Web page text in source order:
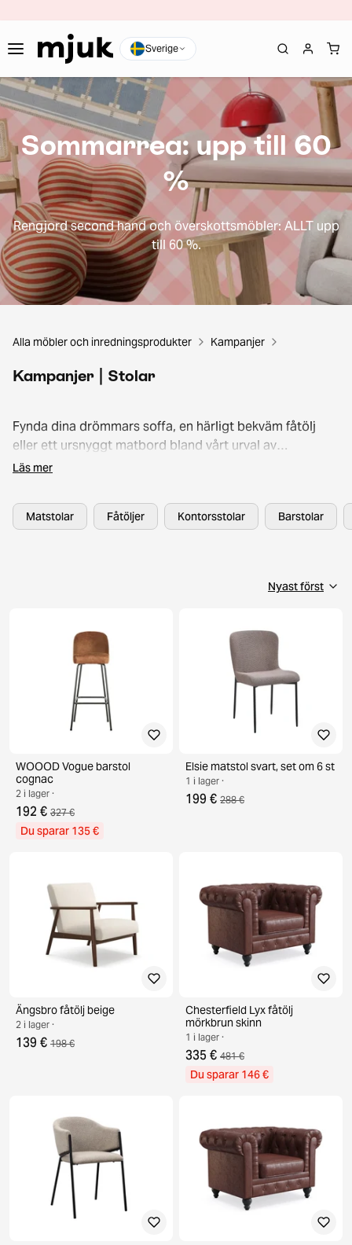
Sverige
Sommarrea: upp till 60
%
Rengjord second hand och överskottsmöbler: ALLT upp
till 60 %.
Alla möbler och inredningsprodukter Kampanjer
Kampanjer | Stolar
Fynda dina drömmars soffa, en härligt bekväm fåtölj
eller ett ursnyggt matbord bland vårt urval av
rabatterade second hand-möbler. Scrolla bland härliga
förmånligare tack vare våra kampanjpriser!
Läs mer
Matstolar Fåtöljer Kontorsstolar Barstolar
WOOOD Vogue barstol
cognac
2 i lager ·
192 € 327 €
Du sparar 135 €
Elsie matstol svart, set om 6 st
1 i lager ·
199 € 288 €
Ängsbro fåtölj beige
2 i lager ·
139 € 198 €
Chesterfield Lyx fåtölj
mörkbrun skinn
1 i lager ·
335 € 481 €
Du sparar 146 €